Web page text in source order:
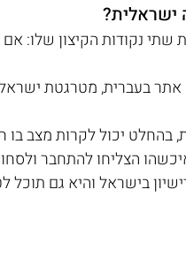
ישראלית?
שתי נקודות הקיצון שלו:
בעברית, מטרגטת
בהחלט יכול לקרות מצב
הצליחו להתחבר
בישראל והיא גם תוכל